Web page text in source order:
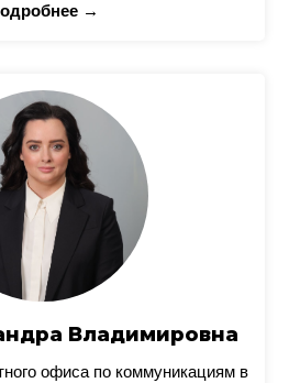
→
Владимировна
офиса по коммуникациям в